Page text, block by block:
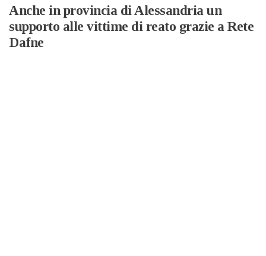
Anche in provincia di Alessandria un
supporto alle vittime di reato grazie a Rete
Dafne